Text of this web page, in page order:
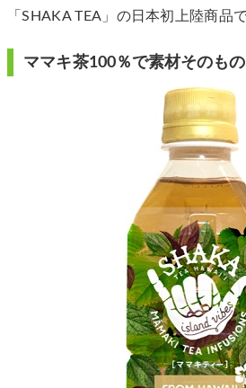
「SHAKA TEA」の日本初上陸商品
ママキ茶100％で素材そのも